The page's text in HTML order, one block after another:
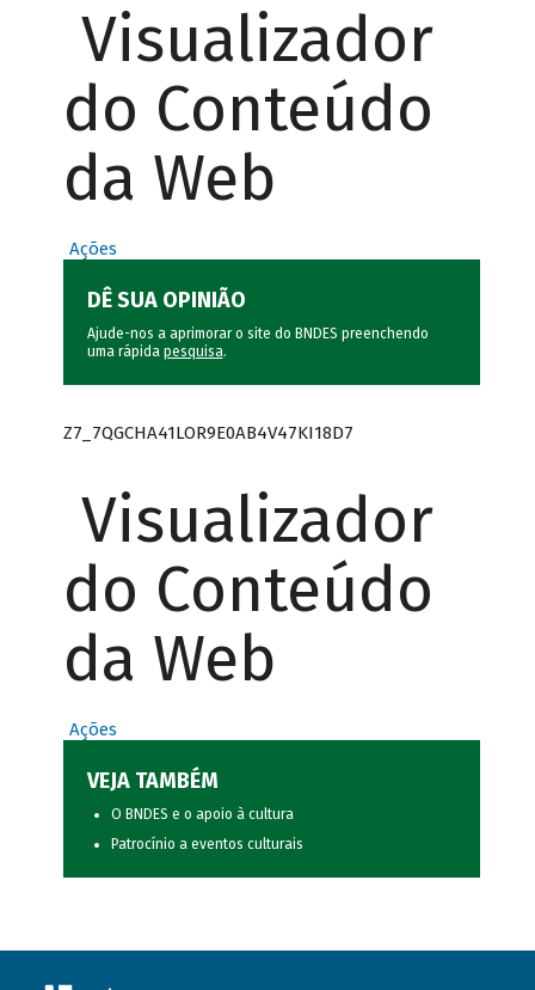
Visualizador
do Conteúdo
da Web
Ações
DÊ SUA OPINIÃO
Ajude-nos a aprimorar o site do BNDES preenchendo
uma rápida pesquisa.
Z7_7QGCHA41LOR9E0AB4V47KI18D7
Visualizador
do Conteúdo
da Web
Ações
VEJA TAMBÉM
O BNDES e o apoio à cultura
Patrocínio a eventos culturais